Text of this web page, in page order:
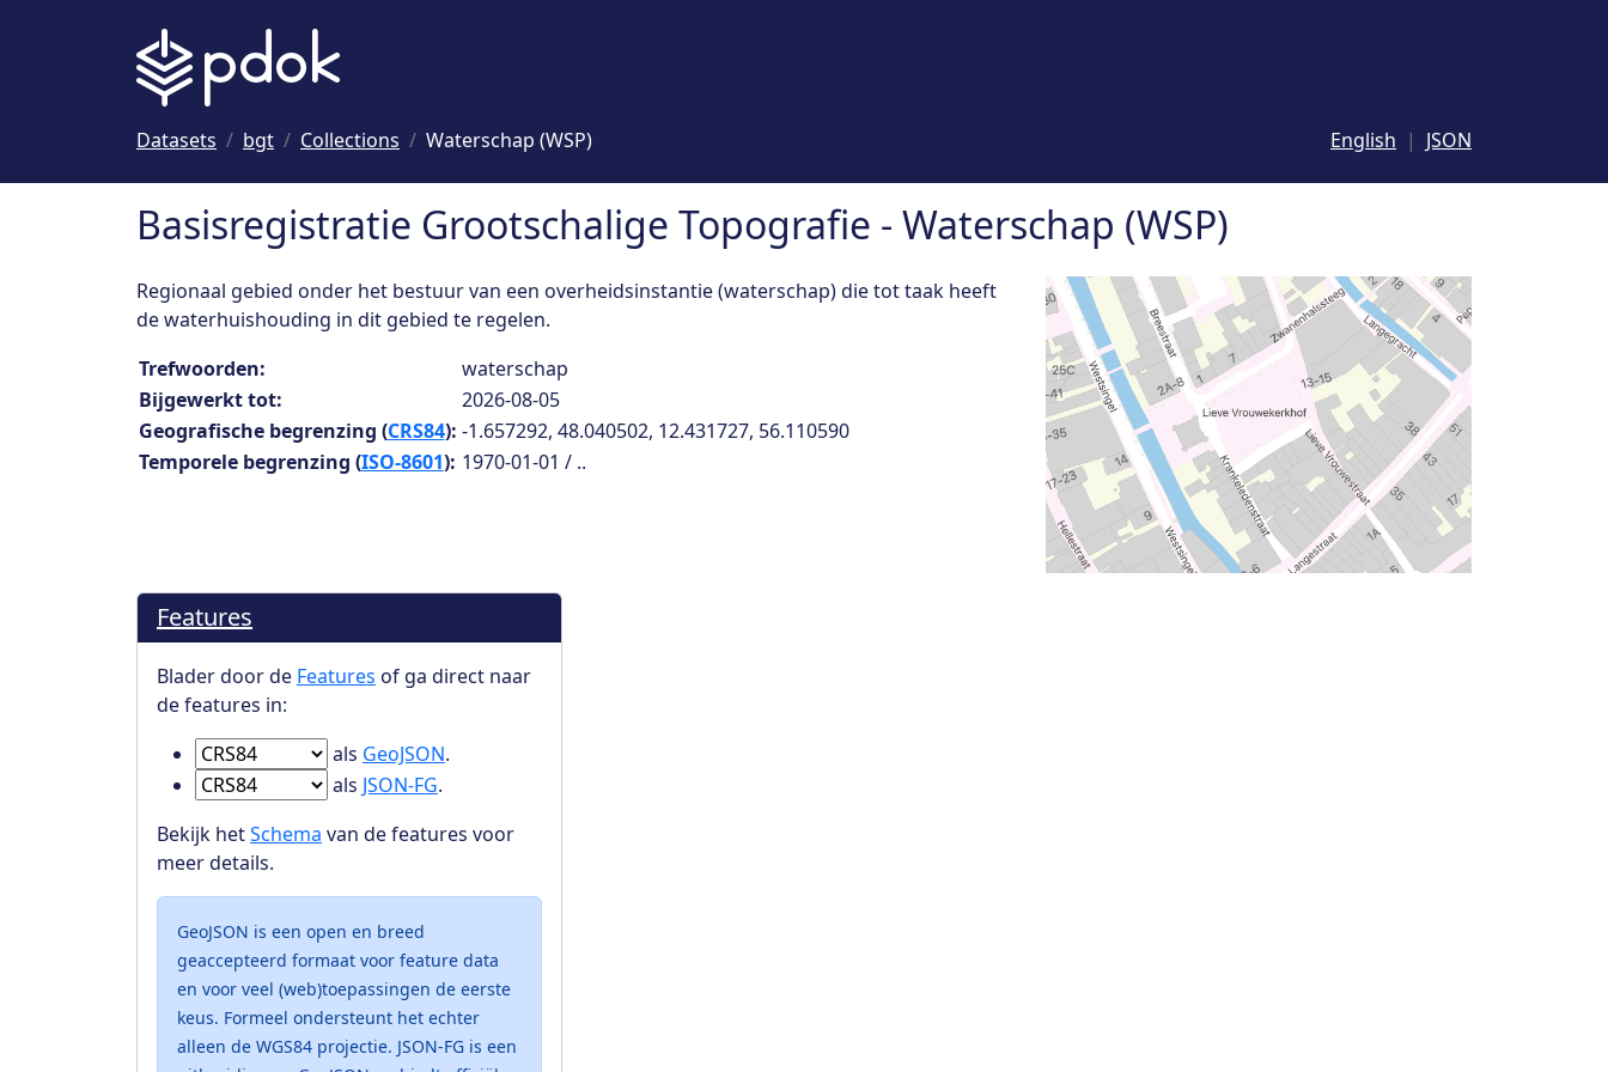
Datasets bgt Collections Waterschap (WSP) English JSON
Basisregistratie Grootschalige Topografie - Waterschap (WSP)
Regionaal gebied onder het bestuur van een overheidsinstantie (waterschap) die tot taak heeft
de waterhuishouding in dit gebied te regelen.
Collection details
Trefwoorden:
waterschap
Bijgewerkt tot:
2026-08-05
Geografische begrenzing (CRS84): -1.657292, 48.040502, 12.431727, 56.110590
Temporele begrenzing (ISO-8601): 1970-01-01 / ..
Features
Blader door de Features of ga direct naar
de features in:
Ga naar Features in
als GeoJSON.
Ga naar Features in
als JSON-FG.
Bekijk hetSchema van de features voor
meer details.
GeoJSON is een open en breed
geaccepteerd formaat voor feature data
en voor veel (web)toepassingen de eerste
keus. Formeel ondersteunt het echter
alleen de WGS84 projectie. JSON-FG is een